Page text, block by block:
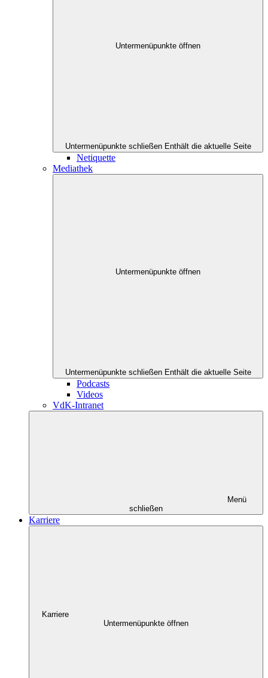
Untermenüpunkte öffnen
Untermenüpunkte schließen Enthält die aktuelle Seite
Netiquette
Mediathek
Untermenüpunkte öffnen
Untermenüpunkte schließen Enthält die aktuelle Seite
Podcasts
Videos
VdK-Intranet
Menü
schließen
Karriere
Karriere
Untermenüpunkte öffnen